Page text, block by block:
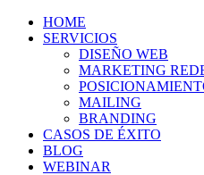
HOME
SERVICIOS
DISEÑO WEB
MARKETING
MAILING
BRANDING
CASOS DE ÉXITO
BLOG
WEBINAR